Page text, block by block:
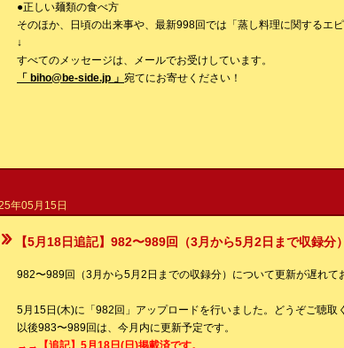
●正しい麺類の食べ方
そのほか、日頃の出来事や、最新998回では「蒸し料理に関するエ
↓
すべてのメッセージは、メールでお受けしています。
「 biho@be-side.jp 」 宛てにお寄せください！
年05月15日
【5月18日追記】982〜989回（3月から5月2日まで収録分
982〜989回（3月から5月2日までの収録分）について更新が遅れて
5月15日(木)に「982回」アップロードを行いました。どうぞご聴取
以後983〜989回は、今月内に更新予定です。
→→【追記】5月18日(日)掲載済です。